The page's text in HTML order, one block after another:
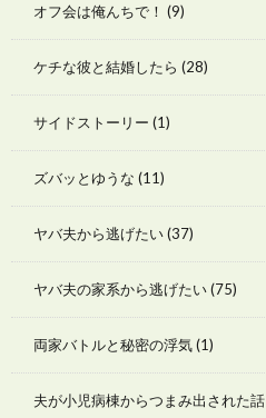
オフ会は俺んちで！ (9)
ケチな彼と結婚したら (28)
サイドストーリー (1)
ズバッとゆうな (11)
ヤバ夫から逃げたい(37)
ヤバ夫の家系から逃げたい(75)
両家バトルと秘密の浮気(1)
夫が小児病棟からつまみ出された話